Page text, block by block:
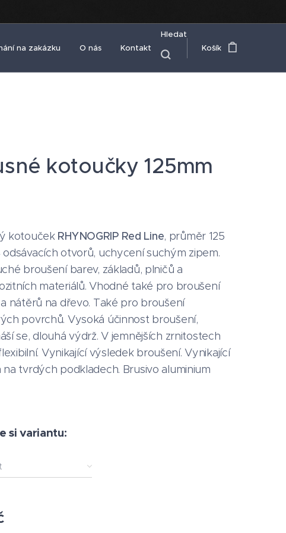
na zakázku O nás Kontakt
Hledat
Košík
kotoučky 125mm
kotouček RHYNOGRIP Red Line, průměr 125
odsávacích otvorů, uchycení suchým zipem.
broušení barev, základů, plničů a
materiálů. Vhodné také pro broušení
nátěrů na dřevo. Také pro broušení
povrchů. Vysoká účinnost broušení,
se, dlouhá výdrž. V jemnějších zrnitostech
Vynikající výsledek broušení. Vynikající
tvrdých podkladech. Brusivo aluminium
si variantu: